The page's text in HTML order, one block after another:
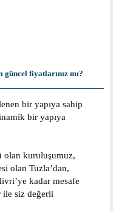
fiyatlarınız mı?
bir yapıya sahip
bir yapıya
olan kuruluşumuz,
olan Tuzla’dan,
kadar mesafe
ile siz değerli